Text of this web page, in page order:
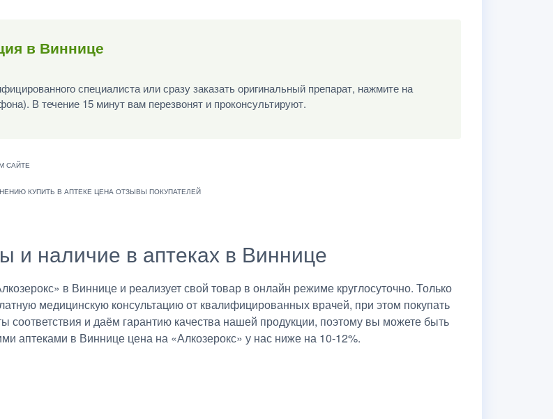
в Виннице
специалиста или сразу заказать оригинальный препарат, нажмите на
В течение 15 минут вам перезвонят и проконсультируют.
и наличие в аптеках в Виннице
в Виннице и реализует свой товар в онлайн режиме круглосуточно. Только
медицинскую консультацию от квалифицированных врачей, при этом покупать
соответствия и даём гарантию качества нашей продукции, поэтому вы можете быть
аптеками в Виннице цена на «Алкозерокс» у нас ниже на 10-12%.